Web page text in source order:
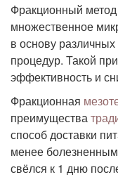
Фракционный
множественное
в основу
процедур. Такой
эффективность и
Фракционная
преимущества
способ доставки
менее
свёлся к 1 дню